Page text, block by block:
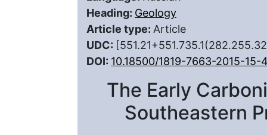
Heading: Geology
Article type: Article
UDC:
DOI: 10.18500/1819-7663-2015-
The Early
Southeastern